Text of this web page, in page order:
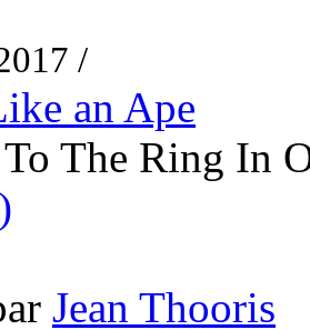
/
an Ape
To The Ring In
Jean Thooris